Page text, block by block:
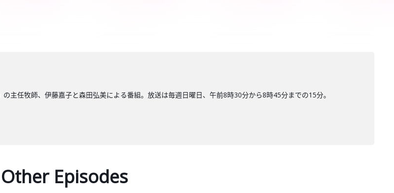
主任牧師、伊藤嘉子と森田弘美による番組。放送は毎週日曜日、午前8時30分から8時45分までの15分。
Other Episodes